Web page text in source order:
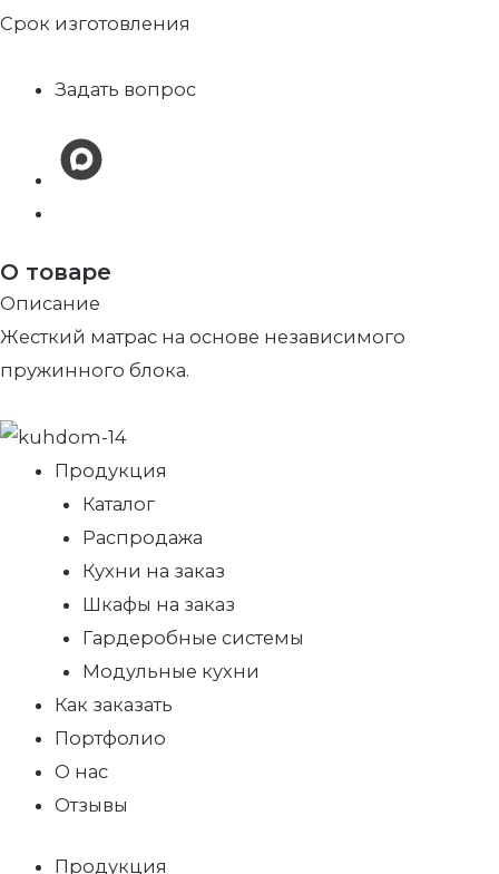
Срок изготовления
Задать вопрос
О товаре
Описание
Жесткий матрас на основе независимого
пружинного блока.
Продукция
Каталог
Распродажа
Кухни на заказ
Шкафы на заказ
Гардеробные системы
Модульные кухни
Как заказать
Портфолио
О нас
Отзывы
Продукция